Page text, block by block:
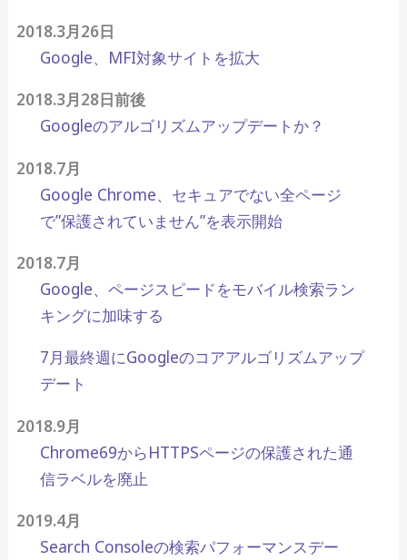
2018.3月26日
Google、MFI対象サイトを拡大
2018.3月28日前後
Googleのアルゴリズムアップデートか？
2018.7月
Google Chrome、セキュアでない全ページ
で”保護されていません”を表示開始
2018.7月
Google、ページスピードをモバイル検索ラン
キングに加味する
7月最終週にGoogleのコアアルゴリズムアップ
デート
2018.9月
Chrome69からHTTPSページの保護された通
信ラベルを廃止
2019.4月
Search Consoleの検索パフォーマンスデー